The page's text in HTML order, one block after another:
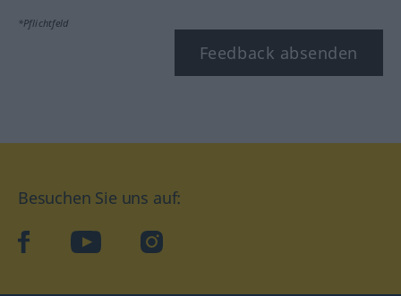
*Pflichtfeld
Feedback absenden
Besuchen Sie uns auf:
facebookYouTube Instagram